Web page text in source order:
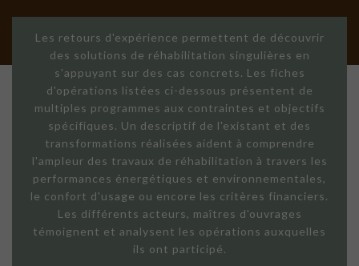
Les retours d'expérience permettent de découvrir
des solutions de réhabilitation singulières en
s'appuyant sur des cas concrets. Les fiches
d'opérations listées ci-dessous présentent de
multiples programmes aux contraintes et objectifs
spécifiques. Un descriptif de l'existant et des
transformations réalisées aident à comprendre
l'ampleur des travaux de réhabilitation à travers les
performances énergétiques et environnementales,
le confort d'usage ou encore les critères financiers.
Les différents acteurs, maîtres d'ouvrages
témoignent et analysent les opérations auxquelles
ils ont participé.